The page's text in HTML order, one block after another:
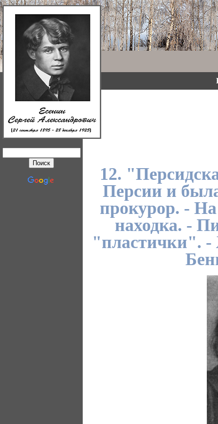
12.
Персии и
прокурор. -
находка. -
"пластички". -